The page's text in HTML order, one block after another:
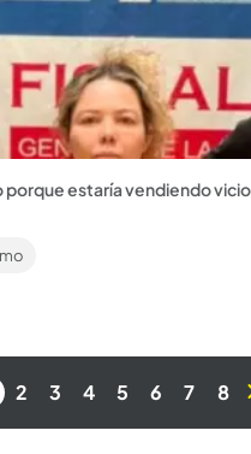
Compartir Noticia
porque estaría vendiendo
en Belén Fátima, en un
narcóticos y $ 30 millones en
2 3 4 5 6 7 8